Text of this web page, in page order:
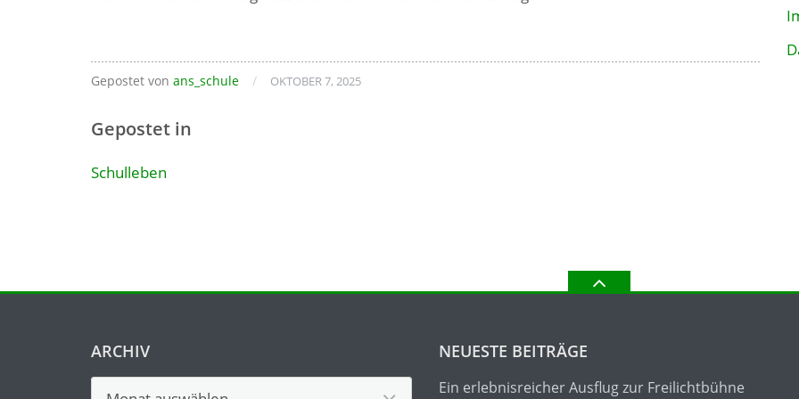
Gepostet von ans_schule / OKTOBER 7, 2025
Gepostet in
Schulleben
ARCHIV
Archiv
NEUESTE BEITRÄGE
Ein erlebnisreicher Ausflug zur Freilichtbühne